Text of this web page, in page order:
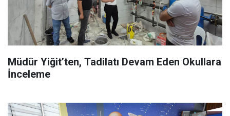
Müdür Yiğit’ten, Tadilatı Devam Eden Okullara
İnceleme